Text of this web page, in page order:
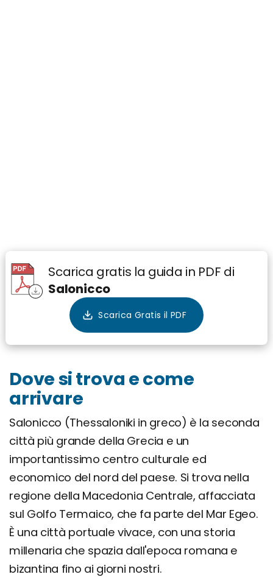
Scarica gratis la guida in PDF di
Salonicco
Dove si trova e come
arrivare
Salonicco (Thessaloniki in greco) è la seconda
città più grande della Grecia e un
importantissimo centro culturale ed
economico del nord del paese. Si trova nella
regione della Macedonia Centrale, affacciata
sul Golfo Termaico, che fa parte del Mar Egeo.
È una città portuale vivace, con una storia
millenaria che spazia dall'epoca romana e
bizantina fino ai giorni nostri.